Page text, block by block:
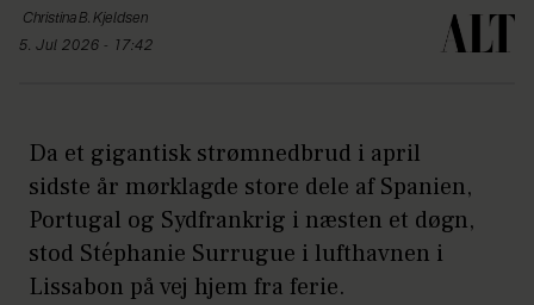
ChristinaB. Kjeldsen
5. Jul 2026 - 17:42
Da et gigantisk strømnedbrud i april
sidste år mørklagde store dele af Spanien,
Portugal og Sydfrankrig i næsten et døgn,
stod Stéphanie Surrugue i lufthavnen i
Lissabon på vej hjem fra ferie.